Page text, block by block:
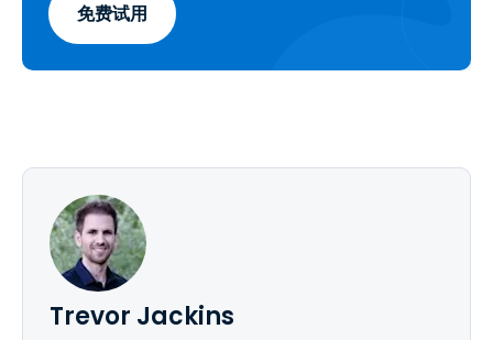
免费试用
Trevor Jackins